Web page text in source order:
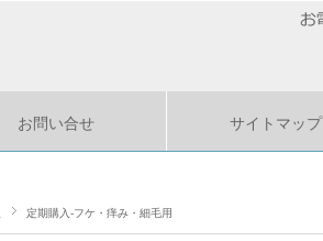
お問い合せ サイトマップ
定期購入-フケ・痒み・細毛用